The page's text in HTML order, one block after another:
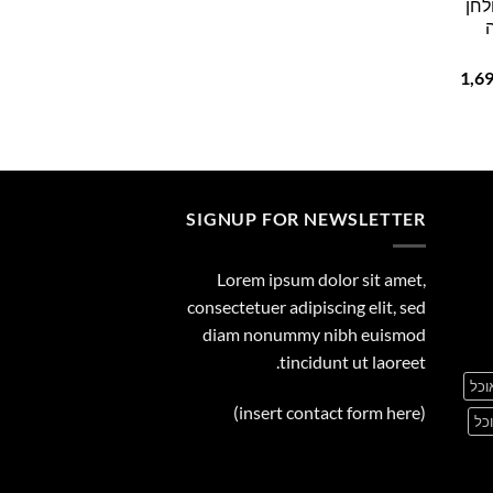
המחיר
SIGNUP FOR NEWSLETTER
Lorem ipsum dolor sit amet,
consectetuer adipiscing elit, sed
diam nonummy nibh euismod
tincidunt ut laoreet.
(insert contact form here)